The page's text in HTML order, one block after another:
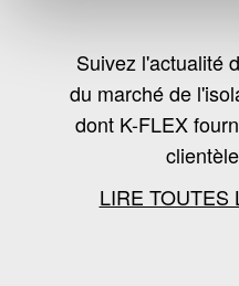
Suivez l'actualité
du marché de
dont K-FLEX
LIRE TOUTES